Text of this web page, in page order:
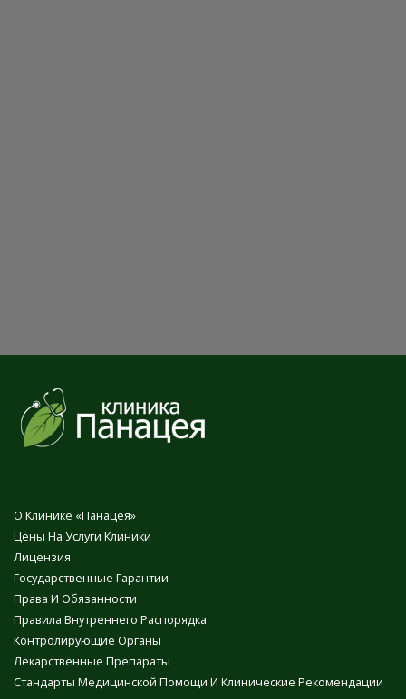
О Клинике «Панацея»
Цены На Услуги Клиники
Лицензия
Государственные Гарантии
Права И Обязанности
Правила Внутреннего Распорядка
Контролирующие Органы
Лекарственные Препараты
Стандарты Медицинской Помощи И Клинические Рекомендации